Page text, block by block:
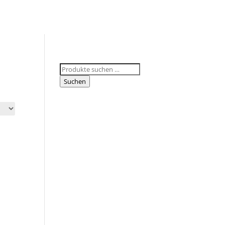
Suchen
nach:
Suchen